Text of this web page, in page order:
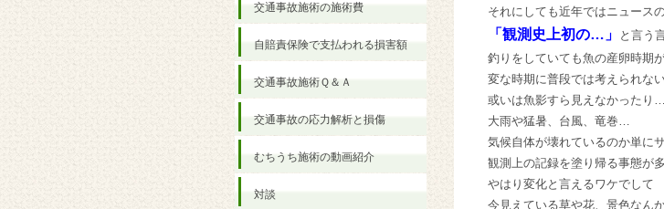
それにしても近年ではニュース
「観測史上初の…」
と言う
釣りをしていても魚の産卵時期
変な時期に普段では考えられな
或いは魚影すら見えなかったり…
大雨や猛暑、台風、竜巻…
気候自体が壊れているのか単に
観測上の記録を塗り帰る事態が
やはり変化と言えるワケでして
今見えている草や花、景色なん
交通事故施術の施術費
自賠責保険で支払われる損害額
交通事故施術Ｑ＆Ａ
交通事故の応力解析と損傷
むちうち施術の動画紹介
対談